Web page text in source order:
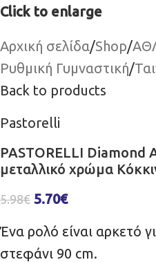
Click to enlarge
Αρχική σελίδα/Shop/
Ρυθμική Γυμναστική/
Back to products
Pastorelli
PASTORELLI Diamond
μεταλλικό χρώμα
5.98€ 5.70€
Ένα ρολό είναι αρκετό
στεφάνι 90 cm.